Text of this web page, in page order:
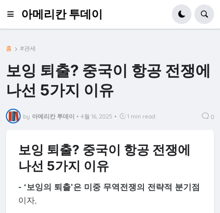
아메리칸 투데이
홈 #관세
보잉 퇴출? 중국이 항공 전쟁에
나선 5가지 이유
by 아메리칸 투데이 • 4월 16, 2025 • 1 min read 0
보잉 퇴출? 중국이 항공 전쟁에
나선 5가지 이유
- ‘보잉의 퇴출’은 미중 무역전쟁의 전략적 분기점
이자,